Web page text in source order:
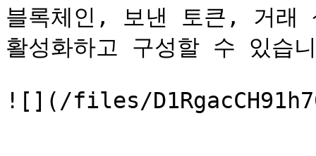
블록체인, 보낸 토큰, 거래
활성화하고 구성할 수 있습